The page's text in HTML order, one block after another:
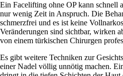
Ein Facelifting ohne OP kann schnell
nur wenig Zeit in Anspruch. Die
schmerzfrei und es ist keine
Veränderungen sind sichtbar, wirken
von einem türkischen Chirurgen
Es gibt weitere Techniken zur
einer Nadel völlig unnötig machen.